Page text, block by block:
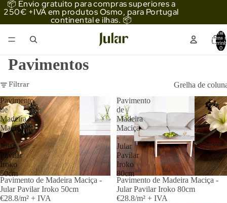
📦 Envio gratuito para compras superiores a
250€ +IVA em produtos Osmo, para Portugal
continental e ilhas. 📦
Total
itens
0
Pavimentos
Filtrar
Grelha de
Pavimento
de
Madeira
Maciça
-
Jular
Pavilar
Iroko
50cm
Pavimento de Madeira Maciça -
Jular Pavilar Iroko 50cm
€28.8/m² + IVA
Pavimento
de
Madeira
Maciça
-
Jular
Pavilar
Iroko
80cm
Pavimento de Madeira Maciça -
Jular Pavilar Iroko 80cm
€28.8/m² + IVA